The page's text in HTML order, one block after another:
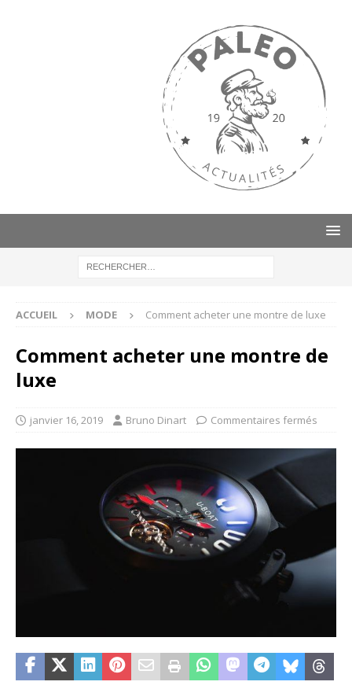
ACCUEIL MODE Comment acheter une montre de luxe
Comment acheter une montre de
luxe
janvier 16, 2019 Bruno Dinart Commentaires fermés